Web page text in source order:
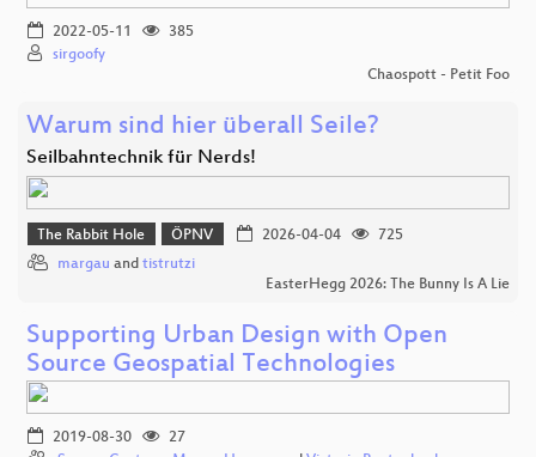
2022-05-11
385
sirgoofy
Chaospott - Petit Foo
Warum sind hier überall Seile?
Seilbahntechnik für Nerds!
The Rabbit Hole ÖPNV 2026-04-04
725
margau and tistrutzi
EasterHegg 2026: The Bunny Is A Lie
Supporting Urban Design with Open
Source Geospatial Technologies
2019-08-30
27